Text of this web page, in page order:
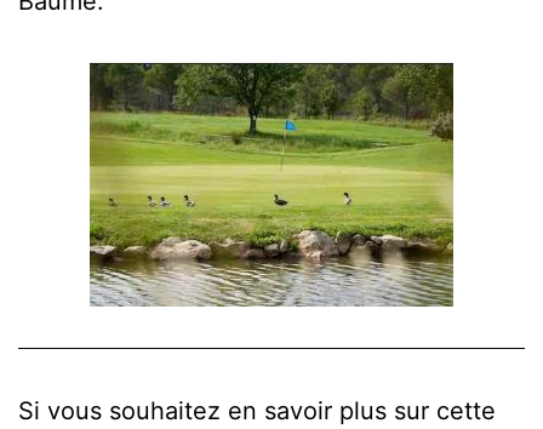
Si vous souhaitez en savoir plus sur cette